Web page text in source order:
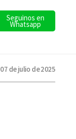
Seguinos en
Whatsapp
07 de julio de 2025